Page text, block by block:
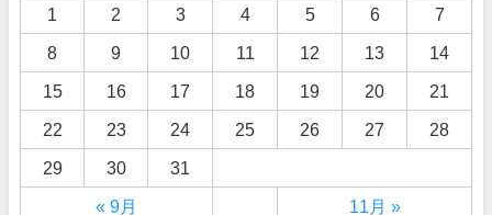
« 9月 11月 »
1 2 3 4 5 6 7
8 9 10 11 12 13 14
15 16 17 18 19 20 21
22 23 24 25 26 27 28
29 30 31